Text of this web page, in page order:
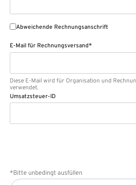
Abweichende Rechnungsanschrift
E-Mail für Rechnungsversand*
Diese E-Mail wird für Organisation und
verwendet.
Umsatzsteuer-ID
*Bitte unbedingt ausfüllen